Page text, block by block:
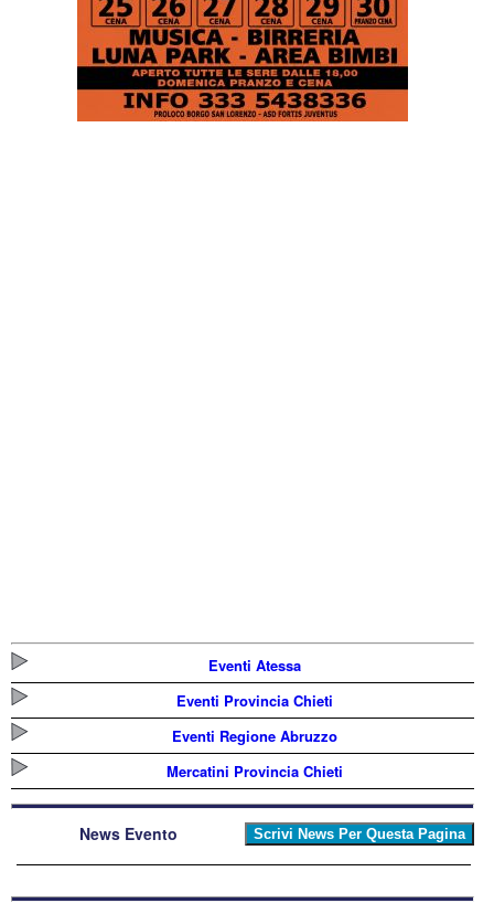
Eventi Atessa
Eventi Provincia Chieti
Eventi Regione Abruzzo
Mercatini Provincia Chieti
News Evento